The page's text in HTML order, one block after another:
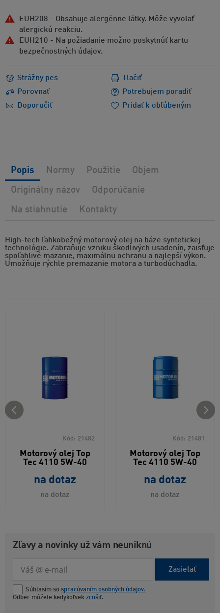
EUH208 - Obsahuje alergénne látky. Môže vyvolať
alergickú reakciu.
EUH210 - Na požiadanie možno poskytnúť kartu
bezpečnostných údajov.
Strážny pes
Porovnať
Potrebujem poradiť
Doporučiť
Tlačiť
Pridať k obľúbeným
High-tech ľahkobežný motorový olej na báze syntetickej
technológie. Zabraňuje vzniku škodlivých usadenín, zaisťuje
spoľahlivé mazanie, maximálnu ochranu a najlepší výkon.
Umožňuje rýchle premazanie motora a turbodúchadla.
Popis Normy Použitie Objem
Originálny názov Odporúčanie
Na stiahnutie Kontakty
Kód: 21482
Motorový olej Top
Tec 4110 5W-40
na dotaz
na dotaz
Kód: 21481
Motorový olej Top
Tec 4110 5W-40
na dotaz
na dotaz
Zľavy a novinky už vám neuniknú
Zasielať
Súhlasím so spracúvaním osobných údajov.
Odber môžete kedykoľvek zrušiť.